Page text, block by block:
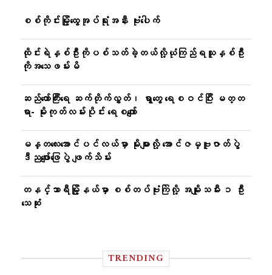
စစ်ကိုင်းမြို့ထွေအုပ်ရုံးအနီး ဗုံးပေါက်
ထိုင်းရဲနှစ်ဦးကိုပစ်သတ်ခဲ့တယ်လို့ယုံကြည်ရသူနှစ်ဦး
ကိုအသေဖမ်းမိ
ဆည်တော်ကြီးရေ ဆက်တိုက်လွှတ်၊ ရွာတွေ ရေစဝင်ပြီး မတ္တ
ရာ- မိုးကုတ်လမ်းပိုင်း ရေစကျော်
မန္တလေးအောင်ပင်လယ်မှာ မိုးများလို့ အောင်ဇမ္ဗူဇာတ်ပွဲ
ဒီညဖျော်ဖြေပွဲ ဖျက်သိမ်း
တနင်္သာရီမြို့နယ်မှာ စစ်တပ်ဗုံးကြဲလို့ အမျိုးသမီး ၁ ဦး
သေဆုံး
TRENDING